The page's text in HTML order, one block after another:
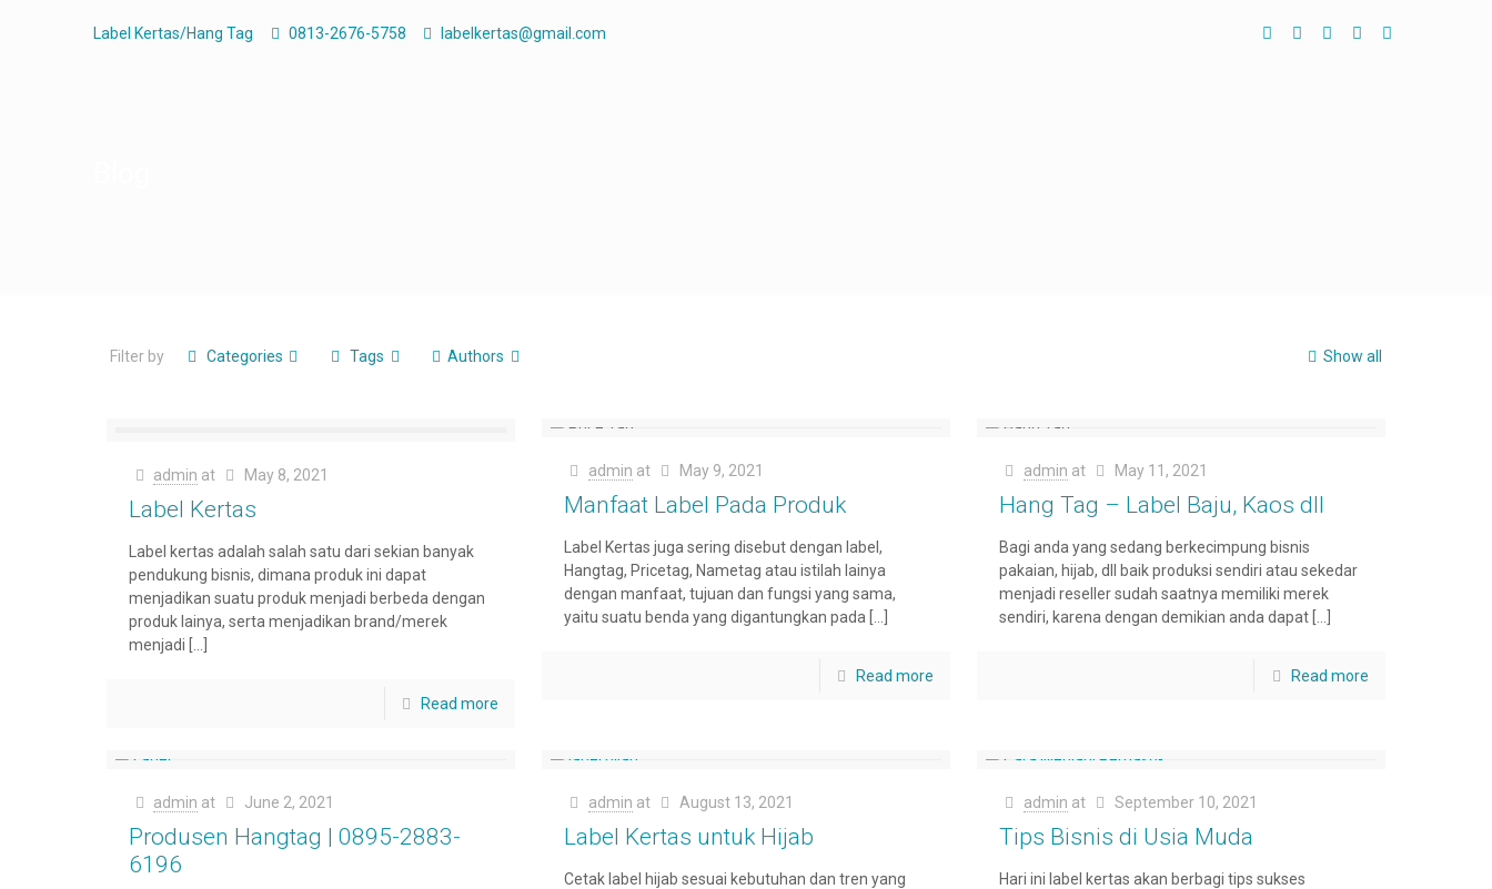
Label Kertas/Hang Tag 0813-2676-5758 labelkertas@gmail.com
Filter by Categories Tags Authors Show all
admin at May 8, 2021
Label Kertas
Label kertas adalah salah satu dari sekian banyak
pendukung bisnis, dimana produk ini dapat
menjadikan suatu produk menjadi berbeda dengan
produk lainya, serta menjadikan brand/merek
menjadi
Read more
admin at May 9, 2021
Manfaat Label Pada Produk
Label Kertas juga sering disebut dengan label,
Hangtag, Pricetag, Nametag atau istilah lainya
dengan manfaat, tujuan dan fungsi yang sama,
yaitu suatu benda yang digantungkan pada
Read more
admin at May 11, 2021
Hang Tag – Label Baju, Kaos dll
Bagi anda yang sedang berkecimpung bisnis
pakaian, hijab, dll baik produksi sendiri atau sekedar
menjadi reseller sudah saatnya memiliki merek
sendiri, karena dengan demikian anda dapat[…]
Read more
admin at June 2, 2021
Produsen Hangtag | 0895-2883-
6196
admin at August 13, 2021
Label Kertas untuk Hijab
Cetak label hijab sesuai kebutuhan dan tren yang
admin at September 10, 2021
Tips Bisnis di Usia Muda
Hari ini label kertas akan berbagi tips sukses